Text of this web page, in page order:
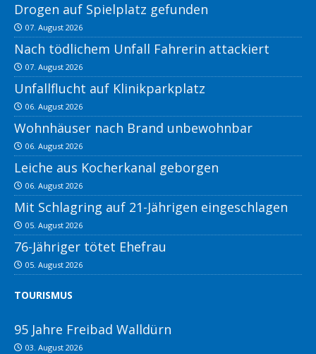
Drogen auf Spielplatz gefunden
07. August 2026
Nach tödlichem Unfall Fahrerin attackiert
07. August 2026
Unfallflucht auf Klinikparkplatz
06. August 2026
Wohnhäuser nach Brand unbewohnbar
06. August 2026
Leiche aus Kocherkanal geborgen
06. August 2026
Mit Schlagring auf 21-Jährigen eingeschlagen
05. August 2026
76-Jähriger tötet Ehefrau
05. August 2026
TOURISMUS
95 Jahre Freibad Walldürn
03. August 2026